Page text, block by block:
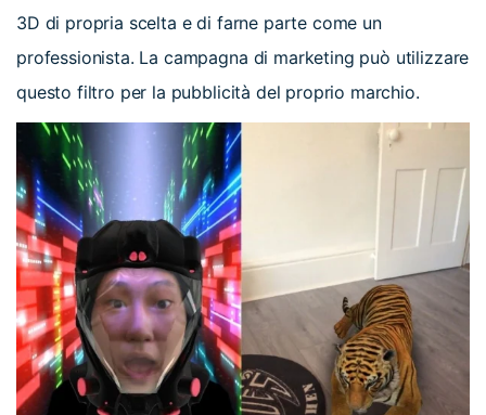
3D di propria scelta e di farne parte come un
professionista. La campagna di marketing può utilizzare
questo filtro per la pubblicità del proprio marchio.